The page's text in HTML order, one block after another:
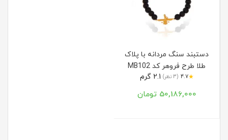
دستبند سنگ مردانه با پلاک
طلا طرح فروهر کد MB102
★
4.7 (3 نظر)
50,186,000 تومان